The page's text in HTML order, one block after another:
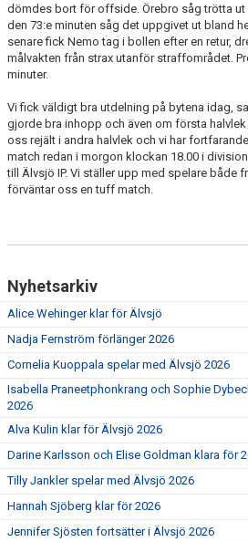
dömdes bort för offside. Örebro såg trötta ut
den 73:e minuten såg det uppgivet ut bland
senare fick Nemo tag i bollen efter en retur,
målvakten från strax utanför straffområdet.
minuter.
Vi fick väldigt bra utdelning på bytena idag,
gjorde bra inhopp och även om första
oss rejält i andra halvlek och vi har
match redan i morgon klockan 18.00 i
till Älvsjö IP. Vi ställer upp med spelare både
förväntar oss en tuff match.
Nyhetsarkiv
Alice Wehinger klar för Älvsjö
Nadja Fernström förlänger 2026
Cornelia Kuoppala spelar med Älvsjö 2026
Isabella Praneetphonkrang och Sophie
2026
Alva Kulin klar för Älvsjö 2026
Darine Karlsson och Elise Goldman klara för
Tilly Jankler spelar med Älvsjö 2026
Hannah Sjöberg klar för 2026
Jennifer Sjösten fortsätter i Älvsjö 2026